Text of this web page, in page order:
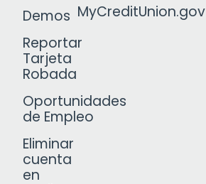
Demos
Reportar
Tarjeta
Robada
Oportunidades
de Empleo
Eliminar
cuenta
en
MyCreditUnion.gov